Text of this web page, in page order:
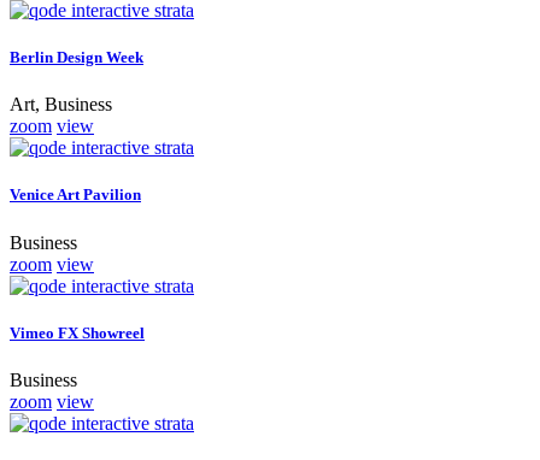
Berlin Design Week
Art, Business
zoom view
Venice Art Pavilion
Business
zoom view
Vimeo FX Showreel
Business
zoom view